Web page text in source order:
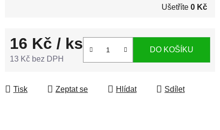
Ušetříte 0 Kč
16 Kč / ks
13 Kč bez DPH
DO KOŠÍKU
Tisk Zeptat se Hlídat Sdílet